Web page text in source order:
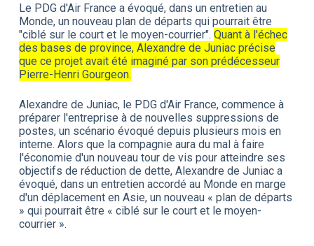
Le PDG d'Air France a évoqué, dans un entretien au
Monde, un nouveau plan de départs qui pourrait être
"ciblé sur le court et le moyen-courrier". Quant à l'échec
des bases de province, Alexandre de Juniac précise
que ce projet avait été imaginé par son prédécesseur
Pierre-Henri Gourgeon.
Alexandre de Juniac, le PDG d'Air France, commence à
préparer l'entreprise à de nouvelles suppressions de
postes, un scénario évoqué depuis plusieurs mois en
interne. Alors que la compagnie aura du mal à faire
l'économie d'un nouveau tour de vis pour atteindre ses
objectifs de réduction de dette, Alexandre de Juniac a
évoqué, dans un entretien accordé au Monde en marge
d'un déplacement en Asie, un nouveau « plan de départs
» qui pourrait être « ciblé sur le court et le moyen-
courrier ».